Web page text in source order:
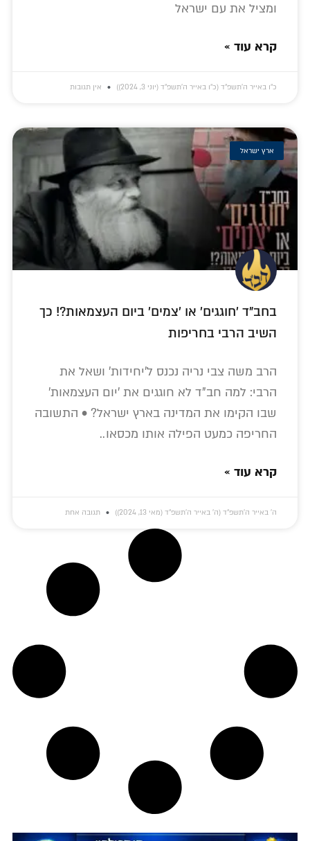
ומציל את עם ישראל
קרא עוד »
כ״ו באייר ה׳תשפ״ד (כ״ו באייר ה׳תשפ״ד (יוני 3, 2024)) אין תגובות
ארץ ישראל
בחב"ד 'חוגגים' או 'צמים' ביום העצמאות?! כך
השיב הרבי בחריפות
הרב משה צבי נריה נכנס ל'יחידות' ושאל את
הרבי: למה חב"ד לא חוגגים את 'יום העצמאות'
שבו הקימו את המדינה בארץ ישראל? • התשובה
החריפה כמעט הפילה אותו מכסאו..
קרא עוד »
ה׳ באייר ה׳תשפ״ד (ה׳ באייר ה׳תשפ״ד (מאי 13, 2024)) תגובה אחת